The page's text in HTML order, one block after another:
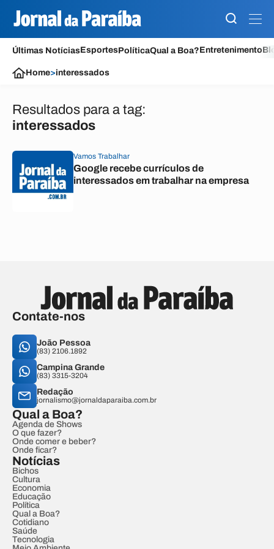
Últimas NotíciasEsportesPolíticaQual a Boa?Entretenimento
Home>interessados
Resultados para a tag:
interessados
Vamos Trabalhar
Google recebe currículos de
interessados em trabalhar na empresa
Contate-nos
João Pessoa
(83) 2106.1892
Campina Grande
(83) 3315-3204
Redação
jornalismo@jornaldaparaiba.com.br
Qual a Boa?
Agenda de Shows
O que fazer?
Onde comer e beber?
Onde ficar?
Notícias
Bichos
Cultura
Economia
Educação
Política
Qual a Boa?
Cotidiano
Saúde
Tecnologia